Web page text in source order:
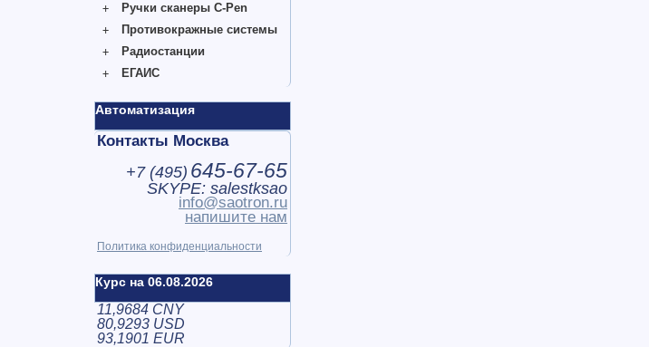
Ручки сканеры C-Pen
Противокражные системы
Радиостанции
ЕГАИС
Автоматизация
Контакты Москва
+7 (495) 645-67-65
SKYPE: salestksao
info@saotron.ru
напишите нам
Политика конфиденциальности
Курс на 06.08.2026
11,9684 CNY
80,9293 USD
93,1901 EUR